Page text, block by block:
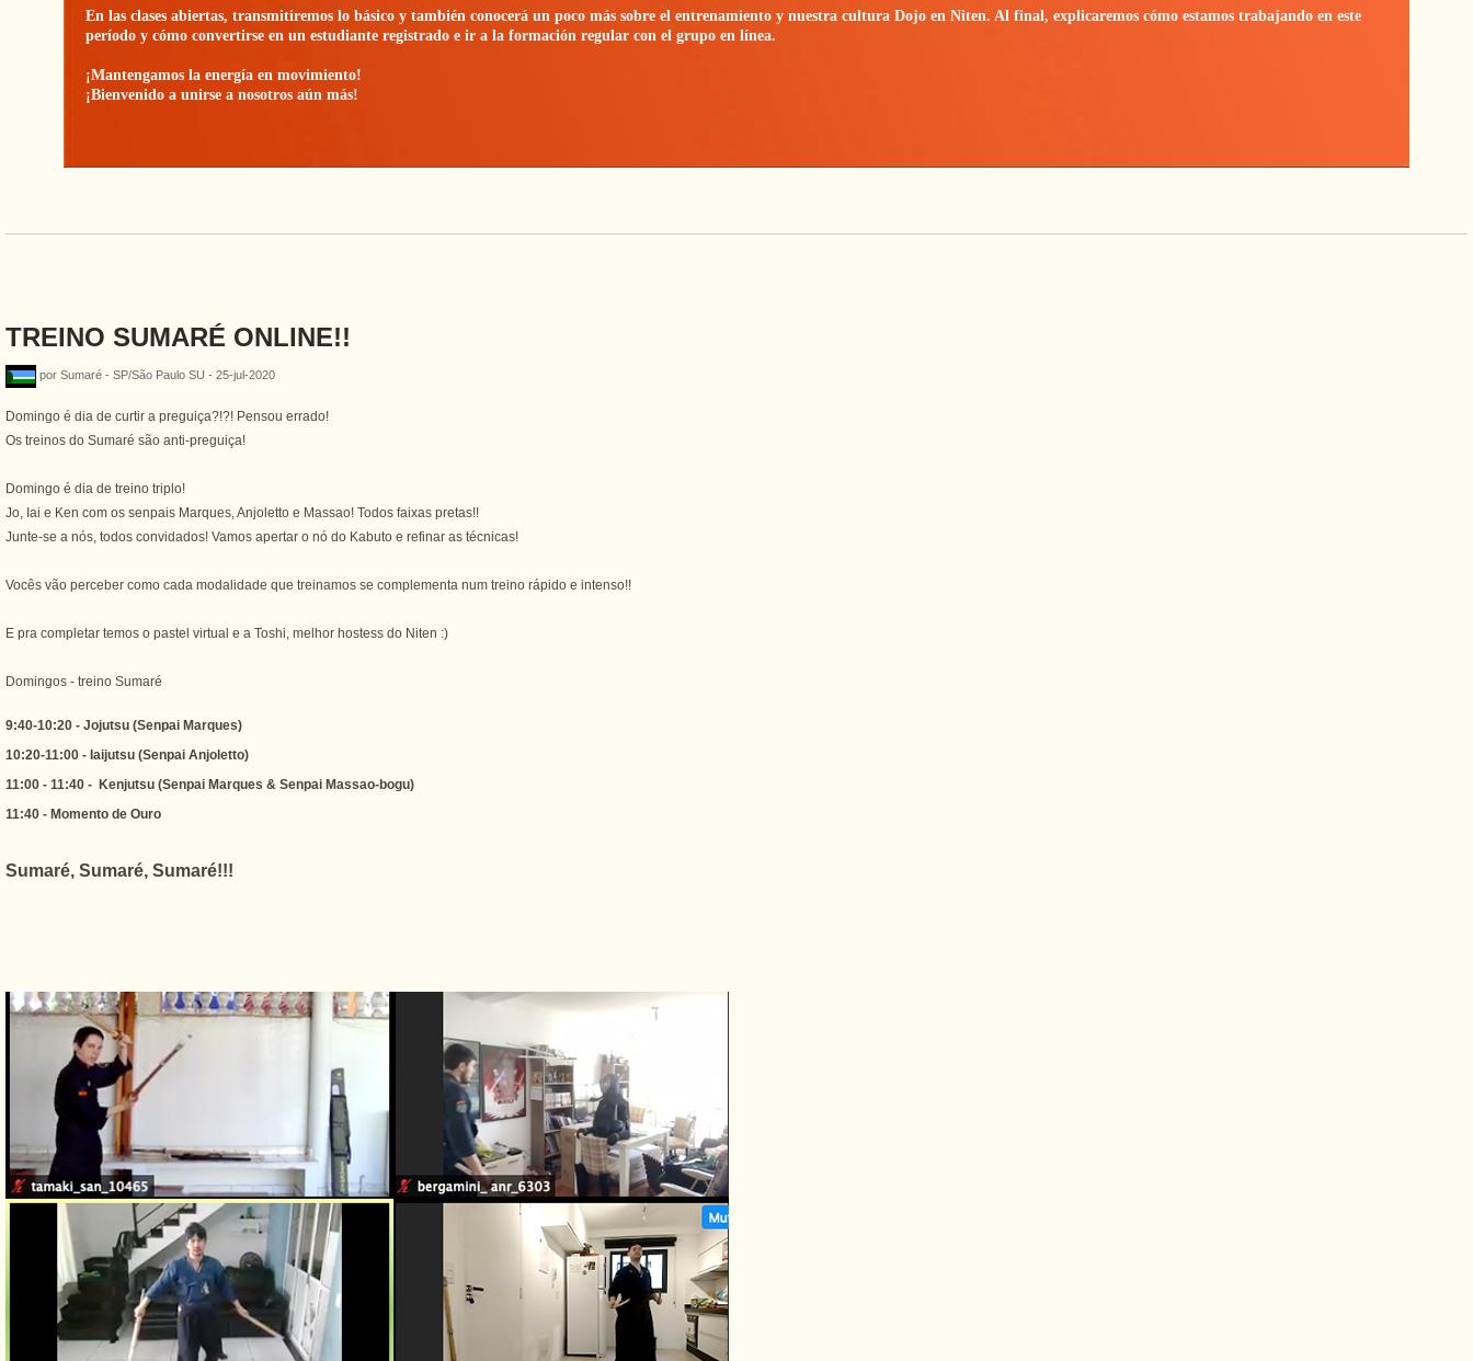
En las clases abiertas, transmitiremos lo básico y también conocerá un poco más sobre el entrenamiento y nuestra cultura Dojo en Niten. Al final, explicaremos cómo estamos trabajando en este
período y cómo convertirse en un estudiante registrado e ir a la formación regular con el grupo en línea.
¡Mantengamos la energía en movimiento!
¡Bienvenido a unirse a nosotros aún más!
TREINO SUMARÉ ONLINE!!
por Sumaré - SP/São Paulo SU - 25-jul-2020
Domingo é dia de curtir a preguiça?!?! Pensou errado!
Os treinos do Sumaré são anti-preguiça!
Domingo é dia de treino triplo!
Jo, Iai e Ken com os senpais Marques, Anjoletto e Massao! Todos faixas pretas!!
Junte-se a nós, todos convidados! Vamos apertar o nó do Kabuto e refinar as técnicas!
Vocês vão perceber como cada modalidade que treinamos se complementa num treino rápido e intenso!!
E pra completar temos o pastel virtual e a Toshi, melhor hostess do Niten :)
Domingos - treino Sumaré
9:40-10:20 - Jojutsu (Senpai Marques)
10:20-11:00 - Iaijutsu (Senpai Anjoletto)
11:00 - 11:40 - Kenjutsu (Senpai Marques & Senpai Massao-bogu)
11:40 - Momento de Ouro
Sumaré, Sumaré, Sumaré!!!